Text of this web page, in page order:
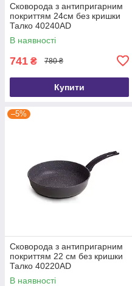
Сковорода з антипригарним
покриттям 24см без кришки
Талко 40240АD
В наявності
741 ₴ 780 ₴
Купити
–5%
Сковорода з антипригарним
покриттям 22 см без кришки
Талко 40220АD
В наявності